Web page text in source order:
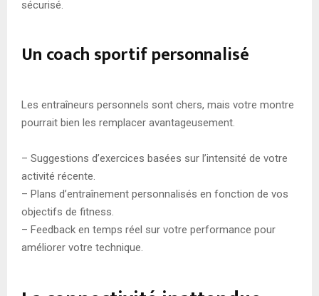
sécurisé.
Un coach sportif personnalisé
Les entraîneurs personnels sont chers, mais votre montre
pourrait bien les remplacer avantageusement.
– Suggestions d’exercices basées sur l’intensité de votre
activité récente.
– Plans d’entraînement personnalisés en fonction de vos
objectifs de fitness.
– Feedback en temps réel sur votre performance pour
améliorer votre technique.